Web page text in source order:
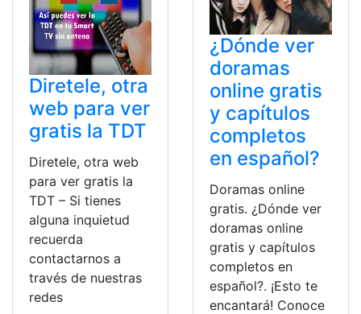
Diretele, otra
web para ver
gratis la TDT
Diretele, otra web
para ver gratis la
TDT – Si tienes
alguna inquietud
recuerda
contactarnos a
través de nuestras
redes
¿Dónde ver
doramas
online gratis
y capítulos
completos
en español?
Doramas online
gratis. ¿Dónde ver
doramas online
gratis y capítulos
completos en
español?. ¡Esto te
encantará! Conoce